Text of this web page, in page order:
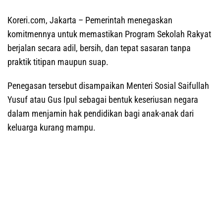
Koreri.com, Jakarta – Pemerintah menegaskan
komitmennya untuk memastikan Program Sekolah Rakyat
berjalan secara adil, bersih, dan tepat sasaran tanpa
praktik titipan maupun suap.
Penegasan tersebut disampaikan Menteri Sosial Saifullah
Yusuf atau Gus Ipul sebagai bentuk keseriusan negara
dalam menjamin hak pendidikan bagi anak-anak dari
keluarga kurang mampu.